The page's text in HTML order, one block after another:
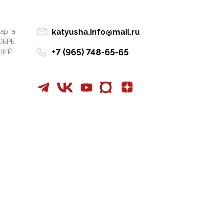
ценностей: «Новые
люди» поднимают
электорат феминисток
на битву с
katyusha.info@mail.ru
+7 (965) 748-65-65